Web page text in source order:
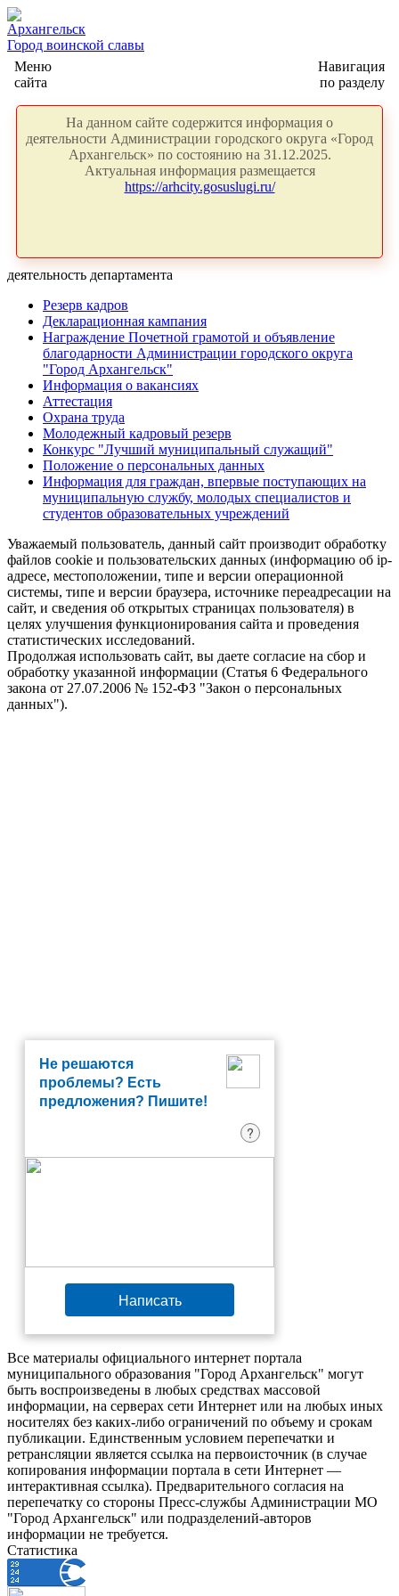
Архангельск
Город воинской славы
Меню
сайта
Навигация
по разделу
На данном сайте содержится информация о
деятельности Администрации городского округа «Город
Архангельск» по состоянию на 31.12.2025.
Актуальная информация размещается
https://arhcity.gosuslugi.ru/
деятельность департамента
Резерв кадров
Декларационная кампания
Награждение Почетной грамотой и объявление
благодарности Администрации городского округа
"Город Архангельск"
Информация о вакансиях
Аттестация
Охрана труда
Молодежный кадровый резерв
Конкурс "Лучший муниципальный служащий"
Положение о персональных данных
Информация для граждан, впервые поступающих на
муниципальную службу, молодых специалистов и
студентов образовательных учреждений
Уважаемый пользователь, данный сайт производит обработку
файлов cookie и пользовательских данных (информацию об ip-
адресе, местоположении, типе и версии операционной
системы, типе и версии браузера, источнике переадресации на
сайт, и сведения об открытых страницах пользователя) в
целях улучшения функционирования сайта и проведения
статистических исследований.
Продолжая использовать сайт, вы даете согласие на сбор и
обработку указанной информации (Статья 6 Федерального
закона от 27.07.2006 № 152-ФЗ "Закон о персональных
данных").
Не решаются
проблемы? Есть
предложения? Пишите!
?
Написать
Все материалы официального интернет портала
муниципального образования "Город Архангельск" могут
быть воспроизведены в любых средствах массовой
информации, на серверах сети Интернет или на любых иных
носителях без каких-либо ограничений по объему и срокам
публикации. Единственным условием перепечатки и
ретрансляции является ссылка на первоисточник (в случае
копирования информации портала в сети Интернет —
интерактивная ссылка). Предварительного согласия на
перепечатку со стороны Пресс-службы Администрации МО
"Город Архангельск" или подразделений-авторов
информации не требуется.
Статистика